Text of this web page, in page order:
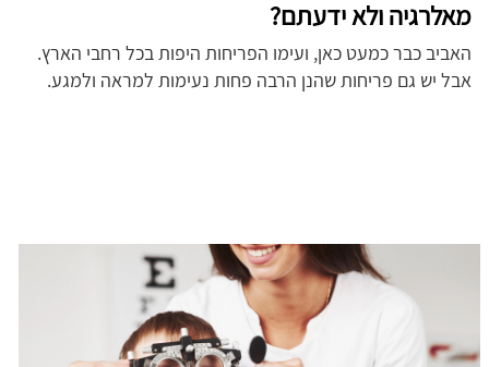
מאלרגיה ולא ידעתם?
האביב כבר כמעט כאן, ועימו הפריחות היפות בכל רחבי הארץ.
אבל יש גם פריחות שהנן הרבה פחות נעימות למראה ולמגע.